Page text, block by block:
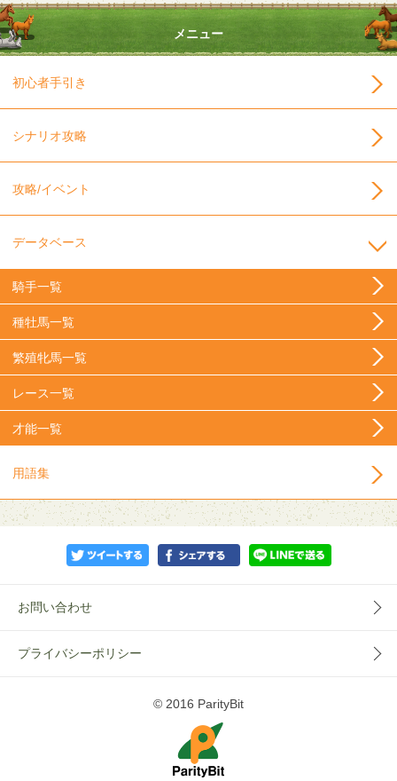
メニュー
初心者手引き
シナリオ攻略
攻略/イベント
データベース
騎手一覧
種牡馬一覧
繁殖牝馬一覧
レース一覧
才能一覧
用語集
お問い合わせ
プライバシーポリシー
© 2016 ParityBit